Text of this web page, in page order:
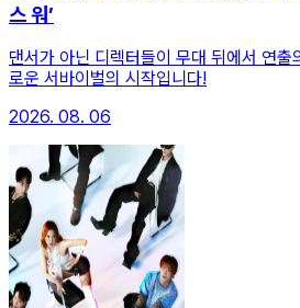
스 워’
댄서가 아닌 디렉터들이 무대 뒤에서 연출
로운 서바이벌의 시작입니다!
2026. 08. 06